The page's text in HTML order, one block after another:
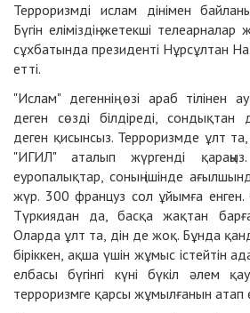
Терроризмді ислам дінімен
Бүгін еліміздің жетекші телеарналар
сұхбатында президенті Нұрсұлтан
етті.
"Ислам" дегеннің өзі араб тілінен
деген сөзді білдіреді, сондықтан
деген қисынсыз. Терроризмде ұлт
"ИГИЛ" аталып жүргенді
еуропалықтар, соның ішінде
жүр. 300 француз сол ұйымға
Түркиядан да, басқа жақтан
Оларда ұлт та, дін де жоқ. Бұнда
біріккен, ақша үшін жұмыс істейтін
елбасы бүгінгі күні бүкіл әлем
терроризмге қарсы жұмылғанын атап